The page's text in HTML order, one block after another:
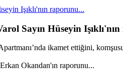
Işıklı'nın raporunu...
Sayın Hüseyin
ikamet ettiğini,